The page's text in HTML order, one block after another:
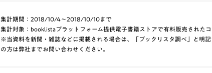
集計期間：2018/10/4～2018/10/10まで
集計対象：booklistaプラットフォーム提供電子書籍ストアで有料販売された
※当資料を新聞・雑誌などに掲載される場合は、「ブックリスタ調べ」と明
の方は弊社までお問い合わせください。